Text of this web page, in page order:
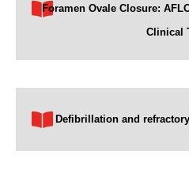
Foramen Ovale Closure:
Clinical
Defibrillation and